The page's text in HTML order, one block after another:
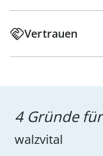
Vertrauen
4 Gründe für
walzvital